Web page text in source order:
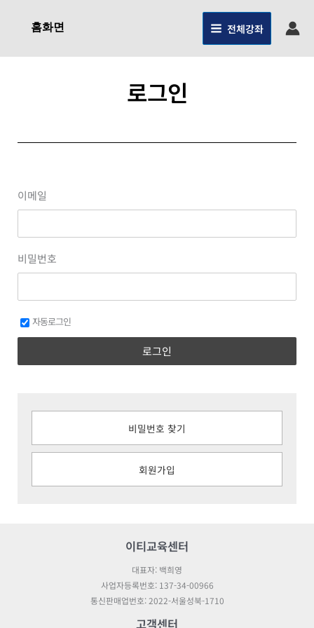
건너뛰기홈화면 전체강좌
로그인
이메일
비밀번호
자동로그인
로그인
비밀번호 찾기
회원가입
이티교육센터
대표자: 백희영
사업자등록번호: 137-34-00966
통신판매업번호: 2022-서울성북-1710
고객센터